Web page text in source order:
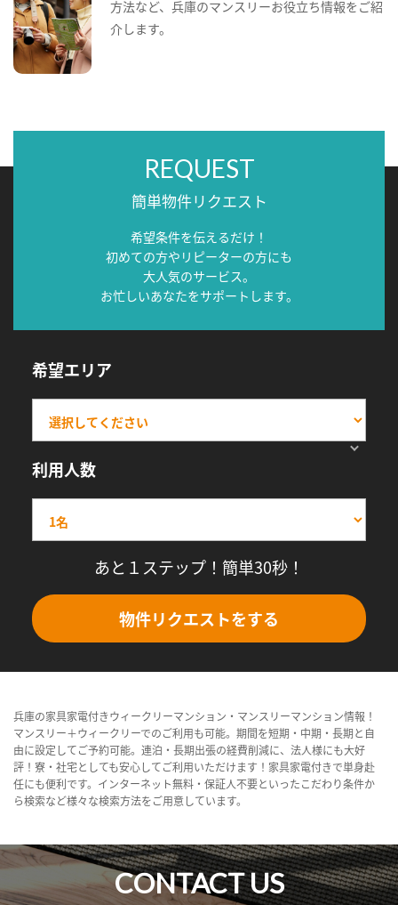
方法など、兵庫のマンスリーお役立ち情報をご紹
介します。
REQUEST
簡単物件リクエスト
希望条件を伝えるだけ！
初めての方やリピーターの方にも
大人気のサービス。
お忙しいあなたをサポートします。
希望エリア
利用人数
あと１ステップ！簡単30秒！
物件リクエストをする
兵庫の家具家電付きウィークリーマンション・マンスリーマンション情報！
マンスリー＋ウィークリーでのご利用も可能。期間を短期・中期・長期と自
由に設定してご予約可能。連泊・長期出張の経費削減に、法人様にも大好
評！寮・社宅としても安心してご利用いただけます！家具家電付きで単身赴
任にも便利です。インターネット無料・保証人不要といったこだわり条件か
ら検索など様々な検索方法をご用意しています。
CONTACT US